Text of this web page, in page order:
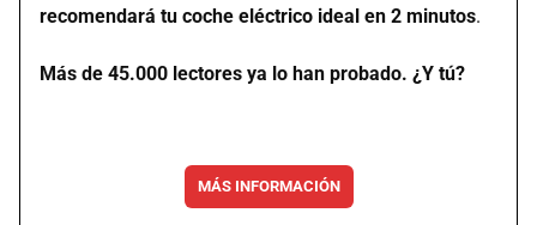
recomendará tu coche eléctrico ideal en 2 minutos.
Más de 45.000 lectores ya lo han probado. ¿Y tú?
MÁS INFORMACIÓN